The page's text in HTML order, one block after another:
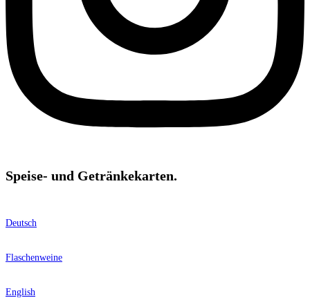
Speise- und Getränkekarten.
Deutsch
Flaschenweine
English